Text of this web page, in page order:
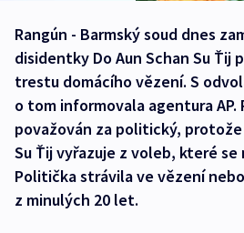
Rangún - Barmský soud dnes
disidentky Do Aun Schan Su Ťij
trestu domácího vězení. S
o tom informovala agentura AP.
považován za politický,
Su Ťij vyřazuje z voleb, které
Politička strávila ve vězení
z minulých 20 let.